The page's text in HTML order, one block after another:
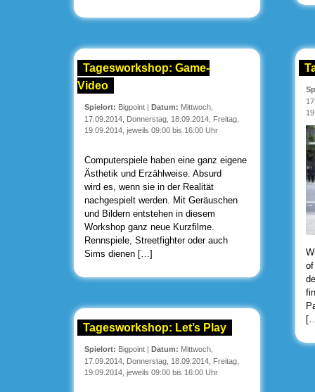
Tagesworkshop: Game-
Video
Spielort: Bigpoint | Datum: Mittwoch,
17.09.2014, Donnerstag, 18.09.2014, Freitag,
19.09.2014, jeweils 09:00 bis 16:00 Uhr
Computerspiele haben eine ganz eigene
Ästhetik und Erzählweise. Absurd
wird es, wenn sie in der Realität
nachgespielt werden. Mit Geräuschen
und Bildern entstehen in diesem
Workshop ganz neue Kurzfilme.
Rennspiele, Streetfighter oder auch
Sims dienen […]
Tagesworkshop: Let’s Play
Spielort: Bigpoint | Datum: Mittwoch,
17.09.2014, Donnerstag, 18.09.2014, Freitag,
19.09.2014, jeweils 09:00 bis 16:00 Uhr